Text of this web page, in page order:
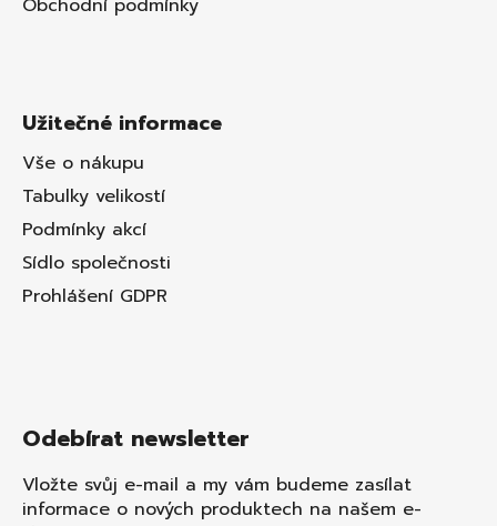
Obchodní podmínky
Užitečné informace
Vše o nákupu
Tabulky velikostí
Podmínky akcí
Sídlo společnosti
Prohlášení GDPR
Odebírat newsletter
Vložte svůj e-mail a my vám budeme zasílat
informace o nových produktech na našem e-